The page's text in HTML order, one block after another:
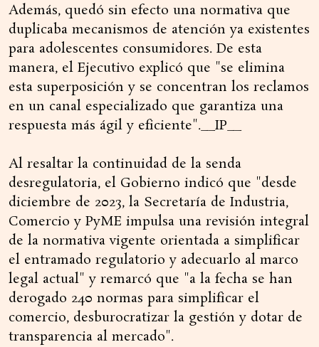
Además, quedó sin efecto una normativa que
duplicaba mecanismos de atención ya existentes
para adolescentes consumidores. De esta
manera, el Ejecutivo explicó que "se elimina
esta superposición y se concentran los reclamos
en un canal especializado que garantiza una
respuesta más ágil y eficiente".__IP__
Al resaltar la continuidad de la senda
desregulatoria, el Gobierno indicó que "desde
diciembre de 2023, la Secretaría de Industria,
Comercio y PyME impulsa una revisión integral
de la normativa vigente orientada a simplificar
el entramado regulatorio y adecuarlo al marco
legal actual" y remarcó que "a la fecha se han
derogado 240 normas para simplificar el
comercio, desburocratizar la gestión y dotar de
transparencia al mercado".